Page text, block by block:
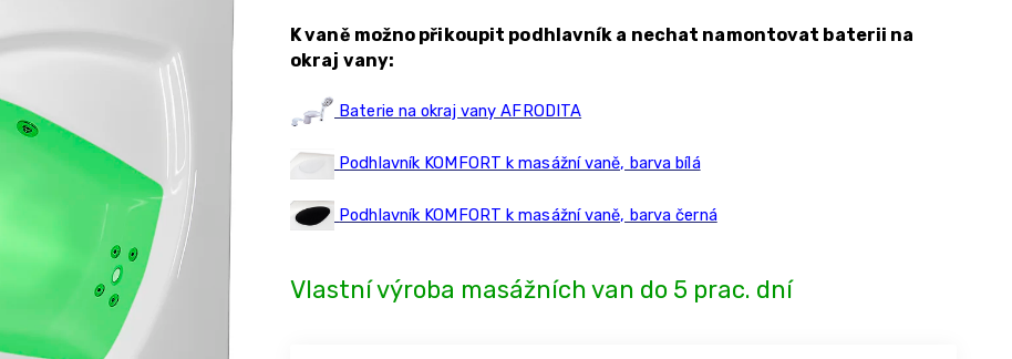
Vlastní výroba masážních van do 5 prac. dní
K vaně možno přikoupit podhlavník a nechat namontovat baterii na
okraj vany:
Baterie na okraj vany AFRODITA
Podhlavník KOMFORT k masážní vaně, barva bílá
Podhlavník KOMFORT k masážní vaně, barva černá